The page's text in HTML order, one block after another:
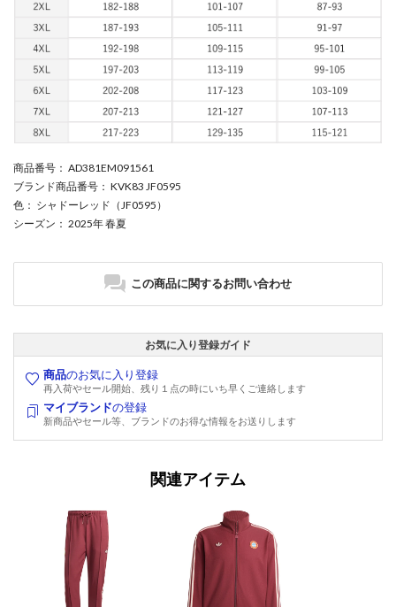
商品番号 ： AD381EM091561
ブランド商品番号 ： KVK83 JF0595
色 ： シャドーレッド（JF0595）
シーズン ： 2025年 春夏
この商品に関するお問い合わせ
お気に入り登録ガイド
商品のお気に入り登録
再入荷やセール開始、残り１点の時にいち早くご連絡します
マイブランドの登録
新商品やセール等、ブランドのお得な情報をお送りします
関連アイテム